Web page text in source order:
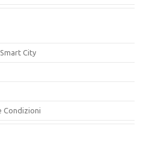
City
Condizioni